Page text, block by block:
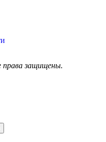
права защищены.